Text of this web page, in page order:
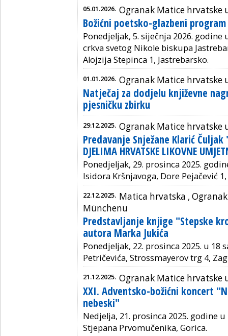
05.01.2026. Ogranak Matice hrvatske
Božićni poetsko-glazbeni program
Ponedjeljak, 5. siječnja 2026. godine
crkva svetog Nikole biskupa
Alojzija Stepinca 1, Jastrebarsko.
01.01.2026. Ogranak Matice hrvatske
Natječaj za dodjelu književne
pjesničku zbirku
29.12.2025. Ogranak Matice hrvatske
Predavanje Snježane Klarić Čuljak
DJELIMA HRVATSKE LIKOVNE
Ponedjeljak, 29. prosinca 2025.
Isidora Kršnjavoga, Dore Pejačević
22.12.2025. Matica hrvatska ,
Münchenu
Predstavljanje knjige "Stepske
autora Marka Jukića
Ponedjeljak, 22. prosinca 2025. u 18
Petričevića, Strossmayerov trg 4,
21.12.2025. Ogranak Matice hrvatske
XXI. Adventsko-božićni koncert
nebeski"
Nedjelja, 21. prosinca 2025. godine
Stjepana Prvomučenika, Gorica.